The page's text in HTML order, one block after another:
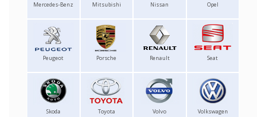
Mercedes-Benz Mitsubishi Nissan Opel
Peugeot Porsche Renault Seat
Skoda Toyota Volvo Volkswagen